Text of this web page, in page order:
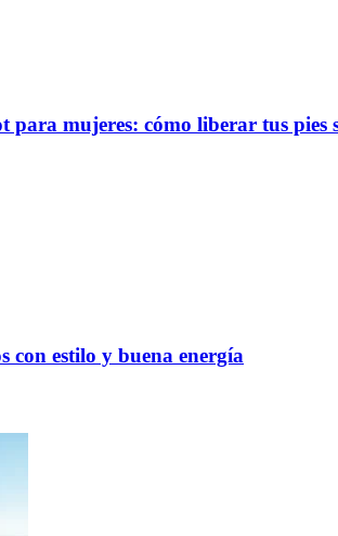
mujeres: cómo liberar tus pies
con estilo y buena energía